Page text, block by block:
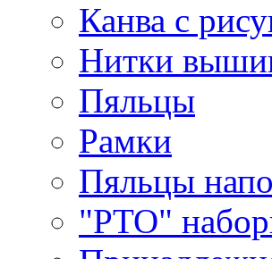
Канва с
Нитки
Пяльцы
Рамки
Пяльцы
"РТО"